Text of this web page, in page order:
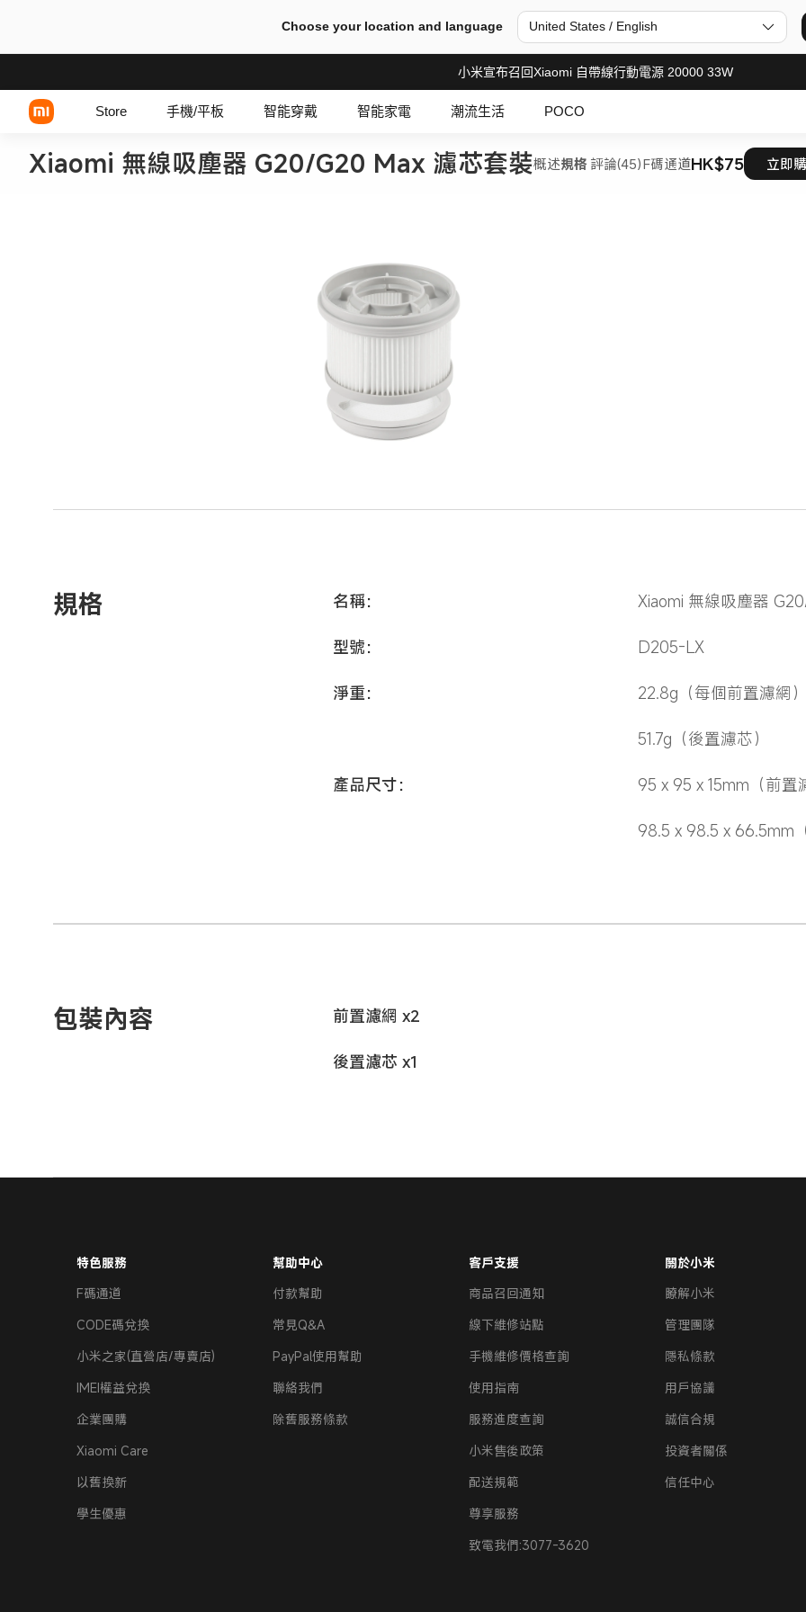
Choose your location and language United States / English
小米宣布召回Xiaomi 自帶線行動電源 20000 33W
Store 手機/平板 智能穿戴 智能家電 潮流生活 POCO
Xiaomi 無線吸塵器 G20/G20 Max 濾芯套裝概述規格 評論(45)F碼通道HK$75 立即
規格 名稱： Xiaomi 無線吸塵器
型號： D205-LX
淨重： 22.8g（每個前置濾網）
51.7g（後置濾芯）
產品尺寸： 95 x 95 x 15mm（前置
98.5 x 98.5 x 66.5mm
包裝內容 前置濾網 x2
後置濾芯 x1
特色服務
F碼通道
CODE碼兌換
小米之家(直營店/專賣店)
IMEI權益兌換
企業團購
Xiaomi Care
以舊換新
學生優惠
幫助中心
付款幫助
常見Q&A
PayPal使用幫助
聯絡我們
除舊服務條款
客戶支援
商品召回通知
線下維修站點
手機維修價格查詢
使用指南
服務進度查詢
小米售後政策
配送規範
尊享服務
致電我們:3077-3620
關於小米
瞭解小米
管理團隊
隱私條款
用戶協議
誠信合規
投資者關係
信任中心